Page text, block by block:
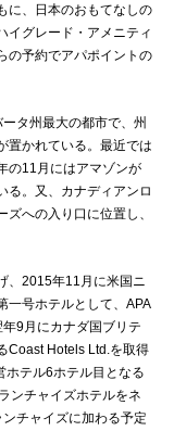
に、日本のおもてなしの
イグレード・アメニティ
の予約でアパポイントの
タ州最大の都市で、州
置かれている。最近では
の11月にはアマゾンが
る。又、カナディアンロ
への入り口に位置し、
、2015年11月に米国ニ
一号ホテルとして、APA
9月にカナダ国ブリテ
Coast Hotels Ltd.を取得
ホテル6ホテル目となる
ンチャイズホテルをネ
チャイズに加わる予定